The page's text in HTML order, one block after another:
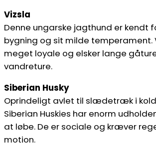
Vizsla
Denne ungarske jagthund er kendt
bygning og sit milde temperament.
meget loyale og elsker lange
vandreture.
Siberian Husky
Oprindeligt avlet til slædetræk i
Siberian Huskies har enorm
at løbe. De er sociale og kræver
motion.